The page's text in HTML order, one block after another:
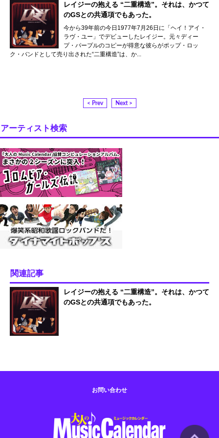
レイジーの抱える “二重構造”。それは、かつて
のGSとの共通項でもあった。
今から39年前の今日1977年7月26日に「ヘイ！アイ・
ラヴ・ユー」でデビューしたレイジー。元々ディー
プ・パープルのコピーが得意な彼らがポップ・ロッ
ク・バンドとして売り出された“二重構造”は、か...
< Prev Next >
アーティスト検索
関連記事
レイジーの抱える “二重構造”。それは、かつて
のGSとの共通項でもあった。
お問い合わせ